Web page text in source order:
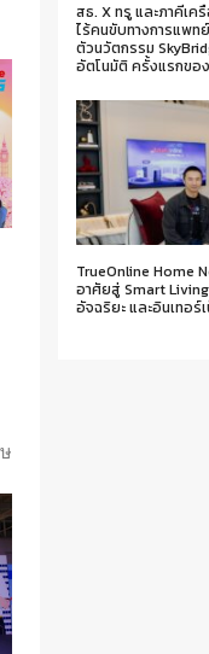
สธ. X ทรู และภาคีเค
ไร้คนขับทางการแพท
ตัวนวัตกรรม
อัตโนมัติ ครั้งแรกขอ
TrueOnline Home
อาศัยสู่ Smart
อัจฉริยะ และอินเทอร์